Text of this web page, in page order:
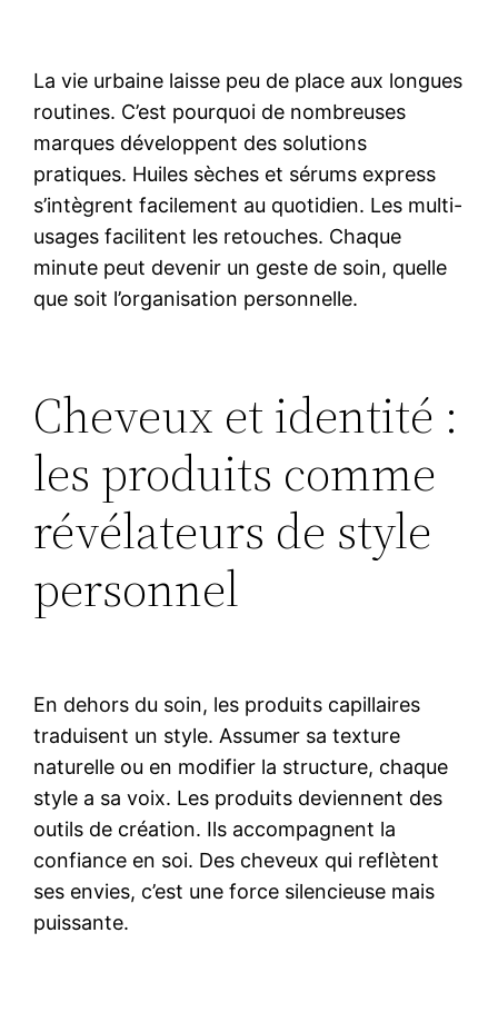
La vie urbaine laisse peu de place aux longues
routines. C’est pourquoi de nombreuses
marques développent des solutions
pratiques. Huiles sèches et sérums express
s’intègrent facilement au quotidien. Les multi-
usages facilitent les retouches. Chaque
minute peut devenir un geste de soin, quelle
que soit l’organisation personnelle.
Cheveux et identité :
les produits comme
révélateurs de style
personnel
En dehors du soin, les produits capillaires
traduisent un style. Assumer sa texture
naturelle ou en modifier la structure, chaque
style a sa voix. Les produits deviennent des
outils de création. Ils accompagnent la
confiance en soi. Des cheveux qui reflètent
ses envies, c’est une force silencieuse mais
puissante.